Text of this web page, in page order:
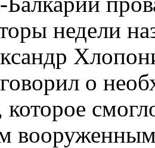
недели
о
которое